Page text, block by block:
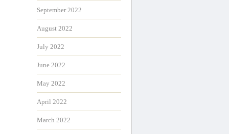
September 2022
August 2022
July 2022
June 2022
May 2022
April 2022
March 2022